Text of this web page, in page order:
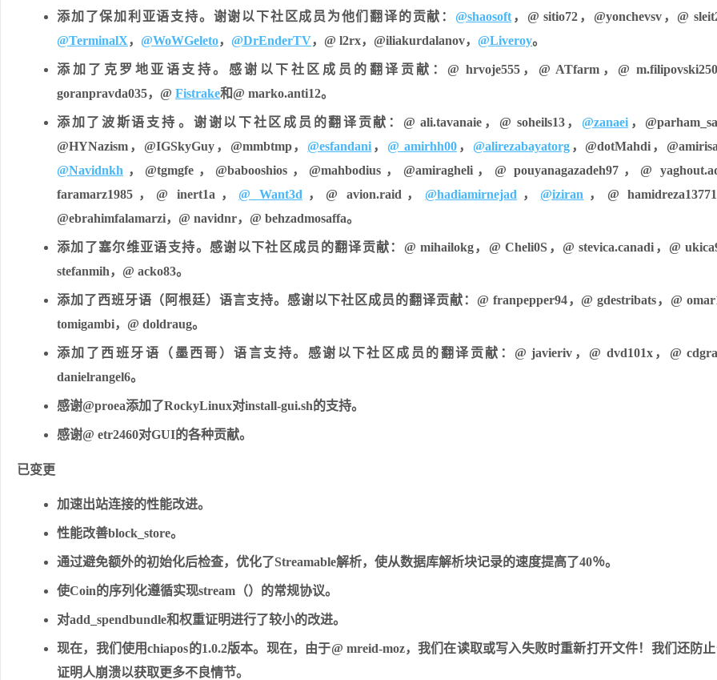
添加了保加利亚语支持。谢谢以下社区成员为他们翻译的贡献： @shaosoft，@ sitio72，@yonchevsv，@
@TerminalX， @WoWGeleto， @DrEnderTV，@ l2rx，@iliakurdalanov， @Liveroy。
添加了克罗地亚语支持。感谢以下社区成员的翻译贡献：@ hrvoje555，@ ATfarm，@
goranpravda035，@ Fistrake和@ marko.anti12。
添加了波斯语支持​​。谢谢以下社区成员的翻译贡献：@ ali.tavanaie，@ soheils13， @zanaei，
@HYNazism，@IGSkyGuy，@mmbtmp， @esfandani ， @ amirhh00， @alirezabayatorg，@dotMahdi，
@Navidnkh ，@tgmgfe，@babooshios，@mahbodius，@amiragheli，@ pouyanagazadeh97，@
faramarz1985，@ inert1a， @ Want3d ，@ avion.raid， @hadiamirnejad ， @iziran ，@
@ebrahimfalamarzi，@ navidnr，@ behzadmosaffa。
添加了塞尔维亚语支持。感谢以下社区成员的翻译贡献：@ mihailokg，@ Cheli0S，@ stevica.canadi，@
stefanmih，@ acko83。
添加了西班牙语（阿根廷）语言支持。感谢以下社区成员的翻译贡献：@ franpepper94，@ gdestribats，@
tomigambi，@ doldraug。
添加了西班牙语（墨西哥）语言支持。感谢以下社区成员的翻译贡献：@ javieriv，@ dvd101x，@
danielrangel6。
感谢@proea添加了RockyLinux对install-gui.sh的支持。
感谢@ etr2460对GUI的各种贡献。
已变更
加速出站连接的性能改进。
性能改善block_store。
通过避免额外的初始化后检查，优化了Streamable解析，使从数据库解析块记录的速度提高了40％。
使Coin的序列化遵循实现stream（）的常规协议。
对add_spendbundle和权重证明进行了较小的改进。
现在，我们使用chiapos的1.0.2版本。现在，由于@ mreid-moz，我们在读取或写入失败时重新打开文件！我们还防
证明人崩溃以获取更多不良情节。